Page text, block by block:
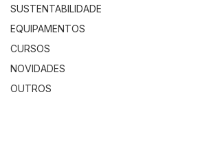
SUSTENTABILIDADE
EQUIPAMENTOS
CURSOS
NOVIDADES
OUTROS